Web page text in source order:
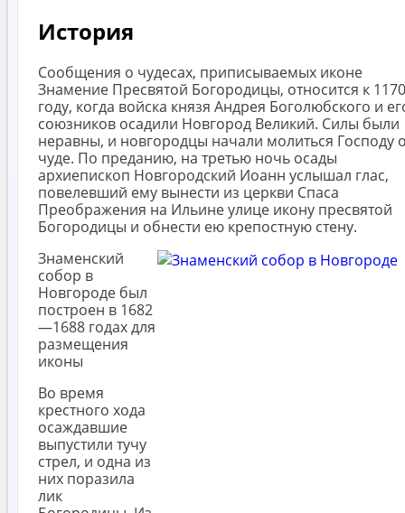
История
Сообщения о чудесах, приписываемых иконе
Знамение Пресвятой Богородицы, относится к 1170
году, когда войска князя Андрея Боголюбского и
союзников осадили Новгород Великий. Силы были
неравны, и новгородцы начали молиться Господу
чуде. По преданию, на третью ночь осады
архиепископ Новгородский Иоанн услышал глас,
повелевший ему вынести из церкви Спаса
Преображения на Ильине улице икону пресвятой
Богородицы и обнести ею крепостную стену.
Знаменский
собор в
Новгороде был
построен в 1682
—1688 годах для
размещения
иконы
Во время
крестного хода
осаждавшие
выпустили тучу
стрел, и одна из
них поразила
лик